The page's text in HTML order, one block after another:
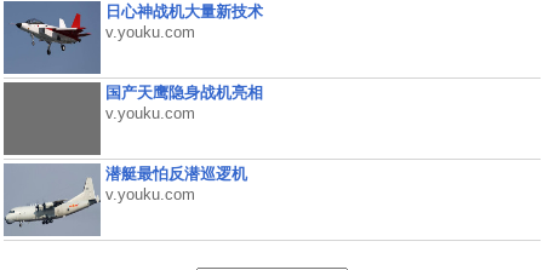
日心神战机大量新技术
v.youku.com
国产天鹰隐身战机亮相
v.youku.com
潜艇最怕反潜巡逻机
v.youku.com